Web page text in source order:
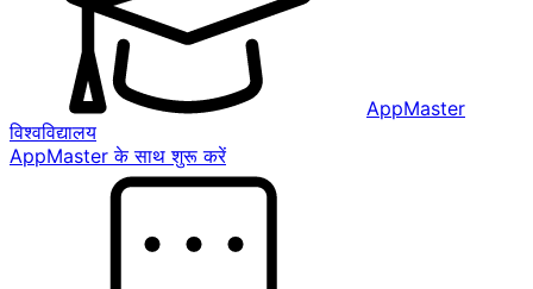
AppMaster
विश्वविद्यालय
AppMaster के साथ शुरू करें